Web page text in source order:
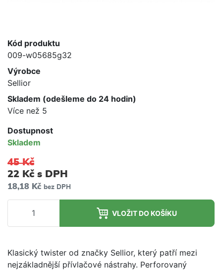
Kód produktu
009-w05685g32
Výrobce
Sellior
Skladem (odešleme do 24 hodin)
Více než 5
Dostupnost
Skladem
45 Kč
22 Kč s DPH
18,18 Kč bez DPH
VLOŽIT DO KOŠÍKU
Klasický twister od značky Sellior, který patří mezi
nejzákladnější přívlačové nástrahy. Perforovaný